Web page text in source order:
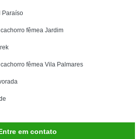
Paraíso
fêmea Jardim
fêmea Vila Palmares
em contato